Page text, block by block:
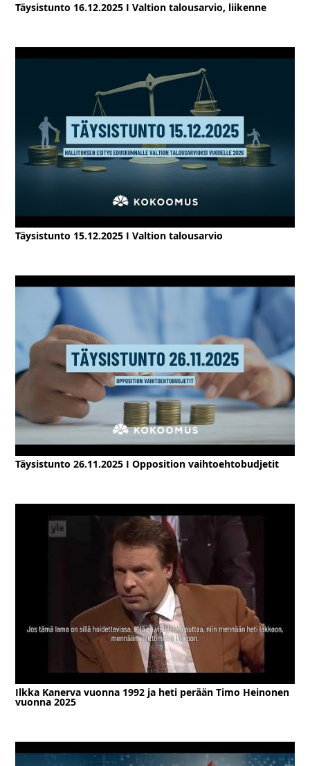
Täysistunto 16.12.2025 I Valtion talousarvio, liikenne
Täysistunto 15.12.2025 I Valtion talousarvio
Täysistunto 26.11.2025 I Opposition vaihtoehtobudjetit
Ilkka Kanerva vuonna 1992 ja heti perään Timo Heinonen
vuonna 2025